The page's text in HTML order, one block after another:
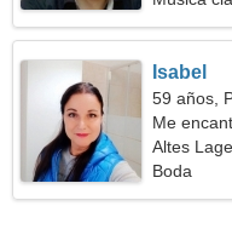
Isabel
59 años,
Me
Altes
Boda